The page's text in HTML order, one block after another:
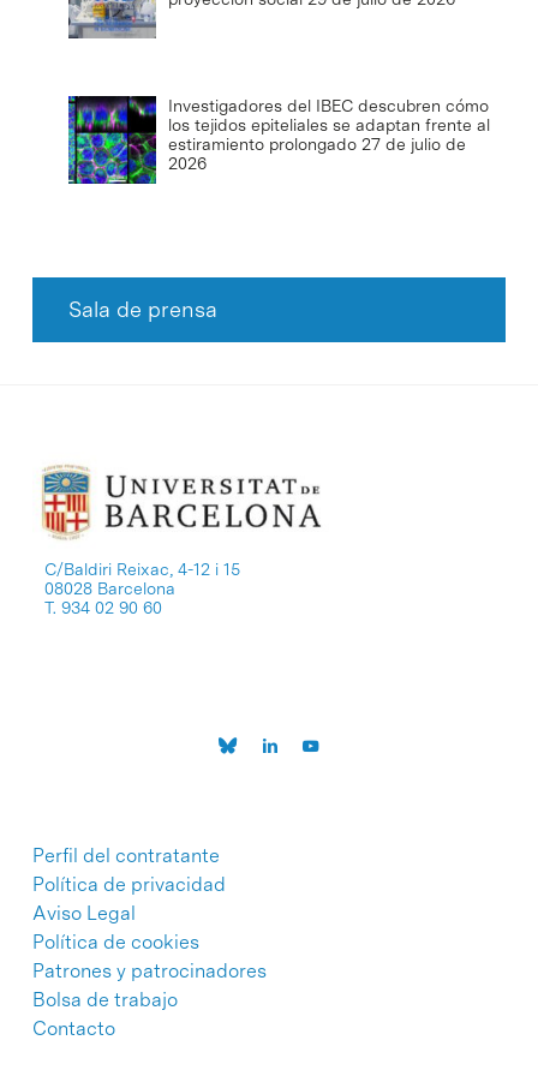
Investigadores del IBEC descubren cómo
los tejidos epiteliales se adaptan frente al
estiramiento prolongado 27 de julio de
2026
Sala de prensa
C/Baldiri Reixac, 4-12 i 15
08028 Barcelona
T. 934 02 90 60
Perfil del contratante
Política de privacidad
Aviso Legal
Política de cookies
Patrones y patrocinadores
Bolsa de trabajo
Contacto